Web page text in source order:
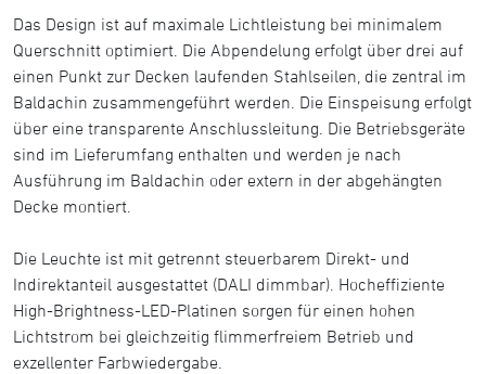
Das Design ist auf maximale Lichtleistung bei minimalem
Querschnitt optimiert. Die Abpendelung erfolgt über drei auf
einen Punkt zur Decken laufenden Stahlseilen, die zentral im
Baldachin zusammengeführt werden. Die Einspeisung erfolgt
über eine transparente Anschlussleitung. Die Betriebsgeräte
sind im Lieferumfang enthalten und werden je nach
Ausführung im Baldachin oder extern in der abgehängten
Decke montiert.
Die Leuchte ist mit getrennt steuerbarem Direkt- und
Indirektanteil ausgestattet (DALI dimmbar). Hocheffiziente
High-Brightness-LED-Platinen sorgen für einen hohen
Lichtstrom bei gleichzeitig flimmerfreiem Betrieb und
exzellenter Farbwiedergabe.